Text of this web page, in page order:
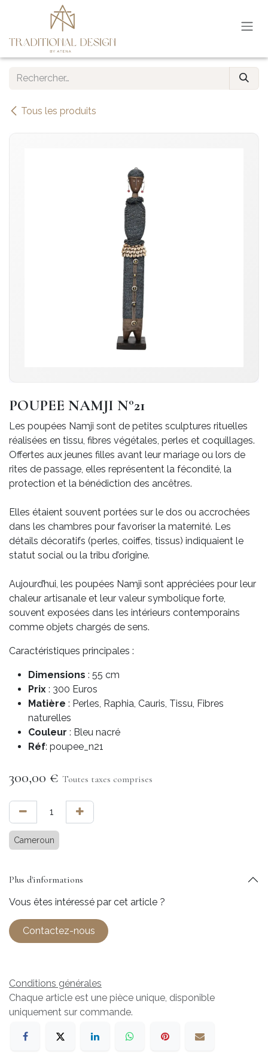
Se rendre au contenu
Tous les produits
POUPEE NAMJI N°21
Les poupées Namji sont de petites sculptures rituelles
réalisées en tissu, fibres végétales, perles et coquillages.
Offertes aux jeunes filles avant leur mariage ou lors de
rites de passage, elles représentent la fécondité, la
protection et la bénédiction des ancêtres.
Elles étaient souvent portées sur le dos ou accrochées
dans les chambres pour favoriser la maternité. Les
détails décoratifs (perles, coiffes, tissus) indiquaient le
statut social ou la tribu d’origine.
Aujourd’hui, les poupées Namji sont appréciées pour leur
chaleur artisanale et leur valeur symbolique forte,
souvent exposées dans les intérieurs contemporains
comme objets chargés de sens.
Caractéristiques principales :
Dimensions : 55 cm
Prix : 300 Euros
Matière : Perles, Raphia, Cauris, Tissu, Fibres
naturelles
Couleur : Bleu nacré
Réf: poupee_n21
300,00 € Toutes taxes comprises
Cameroun
Plus d'informations
Vous êtes intéressé par cet article ?
Contactez-nous
Conditions générales
Chaque article est une pièce unique, disponible
uniquement sur commande.